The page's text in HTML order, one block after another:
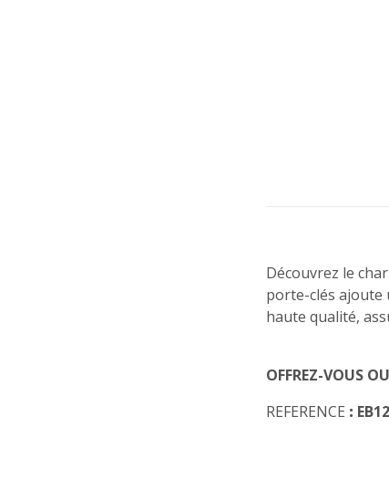
Découvrez le
porte-clés ajoute
haute qualité,
OFFREZ-VOUS
REFERENCE : EB12